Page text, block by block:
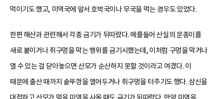
먹이기도 했고, 미역국에 앞서 호박국이나 무국을 먹는 경우도 있었다.
한편 해산과 관련해서 각종 금기가 뒤따랐다. 예를들어 산실의 문종이를
새로 붙이거나 쥐구멍을 막는 행위를 금기시했는데, 이처럼 구멍을 막거나
열 수 있는 걸 닫아놓으면 산모가 순산하지 못할 것이라고 여겼다. 이
때문에 출산 때까지 솥뚜껑을 열어두거나 쥐구멍을 터주기도 했다. 삼신을